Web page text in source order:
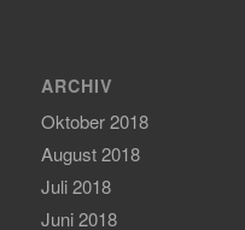
ARCHIV
Oktober 2018
August 2018
Juli 2018
Juni 2018